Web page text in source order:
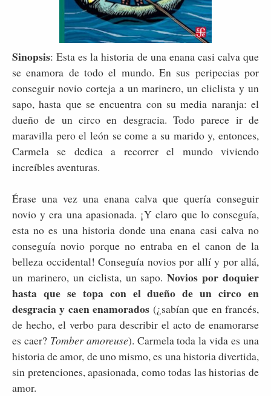
Sinopsis: Esta es la historia de una enana casi calva que
se enamora de todo el mundo. En sus peripecias por
conseguir novio corteja a un marinero, un cliclista y un
sapo, hasta que se encuentra con su media naranja: el
dueño de un circo en desgracia. Todo parece ir de
maravilla pero el león se come a su marido y, entonces,
Carmela se dedica a recorrer el mundo viviendo
increíbles aventuras.
Érase una vez una enana calva que quería conseguir
novio y era una apasionada. ¡Y claro que lo conseguía,
esta no es una historia donde una enana casi calva no
conseguía novio porque no entraba en el canon de la
belleza occidental! Conseguía novios por allí y por allá,
un marinero, un ciclista, un sapo.Novios por doquier
hasta que se topa con el dueño de un circo en
desgracia y caen enamorados (¿sabían que en francés,
de hecho, el verbo para describir el acto de enamorarse
es caer? Tomber amoreuse). Carmela toda la vida es una
historia de amor, de uno mismo, es una historia divertida,
sin pretenciones, apasionada, como todas las historias de
amor.